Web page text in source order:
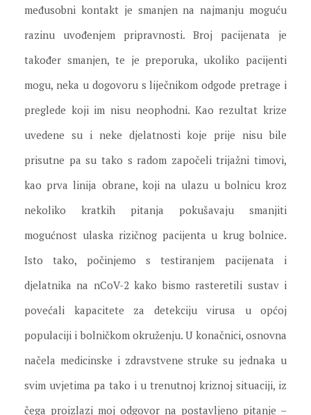
međusobni kontakt je smanjen na najmanju moguću
razinu uvođenjem pripravnosti. Broj pacijenata je
također smanjen, te je preporuka, ukoliko pacijenti
mogu, neka u dogovoru s liječnikom odgode pretrage i
preglede koji im nisu neophodni. Kao rezultat krize
uvedene su i neke djelatnosti koje prije nisu bile
prisutne pa su tako s radom započeli trijažni timovi,
kao prva linija obrane, koji na ulazu u bolnicu kroz
nekoliko kratkih pitanja pokušavaju smanjiti
mogućnost ulaska rizičnog pacijenta u krug bolnice.
Isto tako, počinjemo s testiranjem pacijenata i
djelatnika na nCoV-2 kako bismo rasteretili sustav i
povećali kapacitete za detekciju virusa u općoj
populaciji i bolničkom okruženju. U konačnici, osnovna
načela medicinske i zdravstvene struke su jednaka u
svim uvjetima pa tako i u trenutnoj kriznoj situaciji, iz
čega proizlazi moj odgovor na postavljeno pitanje –